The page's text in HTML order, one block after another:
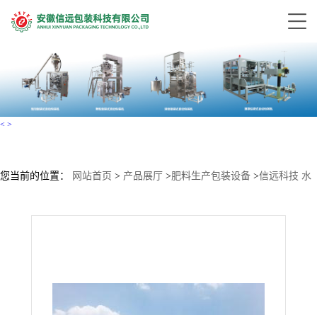
< >
您当前的位置： 网站首页 > 产品展厅 >肥料生产包装设备 >信远科技 水